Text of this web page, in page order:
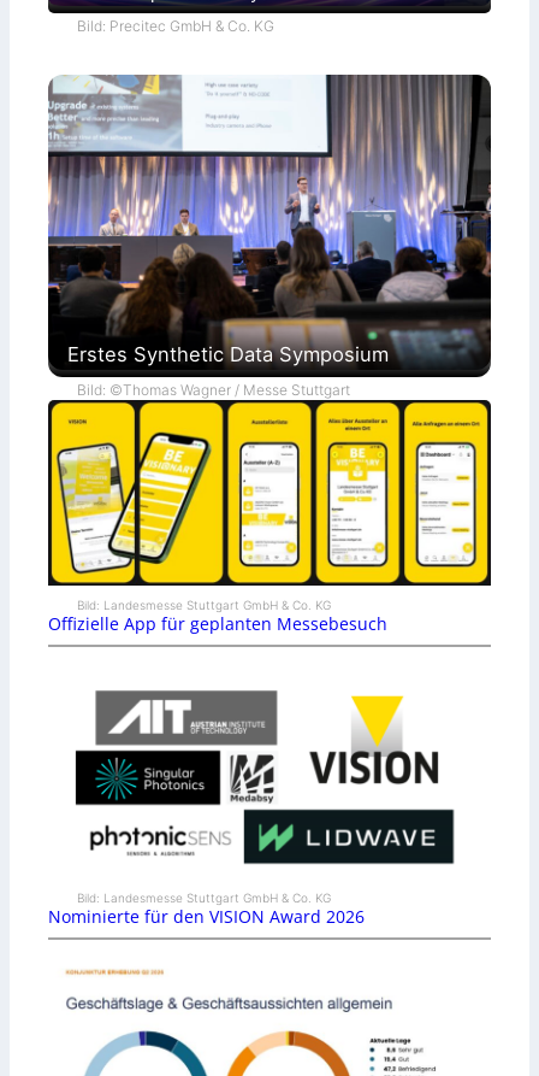
Bild: Precitec GmbH & Co. KG
Erstes Synthetic Data Symposium
Bild: ©Thomas Wagner / Messe Stuttgart
Bild: Landesmesse Stuttgart GmbH & Co. KG
Offizielle App für geplanten Messebesuch
Bild: Landesmesse Stuttgart GmbH & Co. KG
Nominierte für den VISION Award 2026